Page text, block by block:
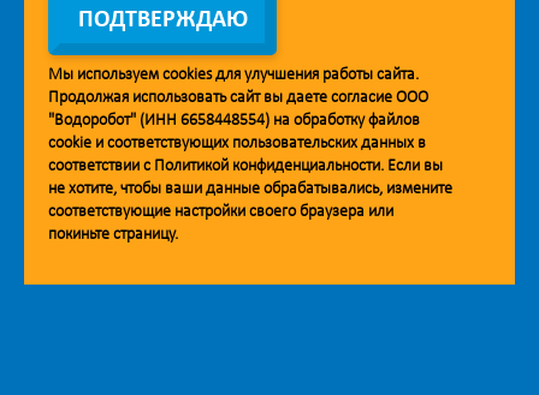
Мобильное приложение Vodorobot
ПОДТВЕРЖДАЮ
Мы используем cookiesдля улучшения работы сайта.
Продолжая использовать сайт вы даете согласие ООО
"Водоробот" (ИНН 6658448554) на обработку файлов
cookie и соответствующих пользовательских данных в
соответствии с Политикой конфиденциальности. Если вы
не хотите, чтобы ваши данные обрабатывались, измените
соответствующие настройки своего браузера или
покиньте страницу.